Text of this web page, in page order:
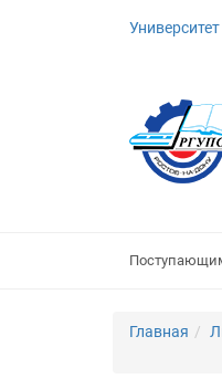
Университет
Главная